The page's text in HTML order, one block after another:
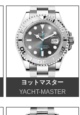
ヨットマスター
YACHT-MASTER